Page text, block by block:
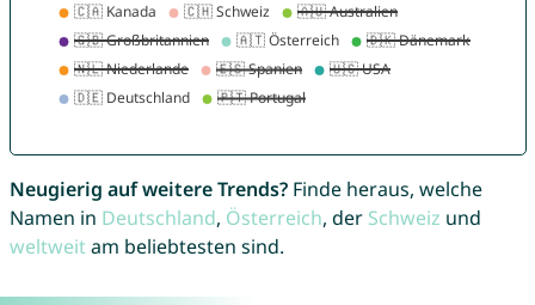
Neugierig auf weitere Trends?Finde heraus, welche
Namen in Deutschland, Österreich, der Schweiz und
weltweitam beliebtesten sind.